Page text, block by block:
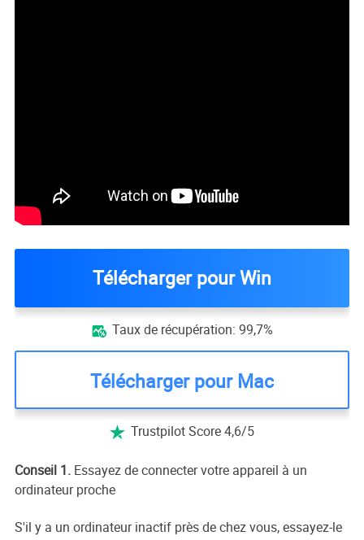
Télécharger pour Win
 Taux de récupération: 99,7%
Télécharger pour Mac
 Trustpilot Score 4,6/5
Conseil 1.Essayez de connecter votre appareil à un
ordinateur proche
S'il y a un ordinateur inactif près de chez vous, essayez-le